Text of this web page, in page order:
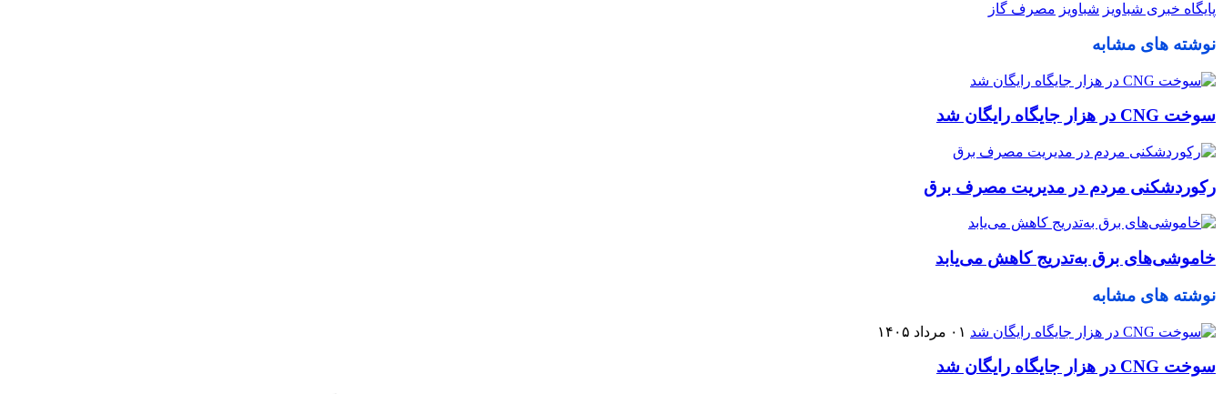
پایگاه خبری شباویز شباویز مصرف گاز
نوشته های مشابه
سوخت CNG در هزار جایگاه رایگان شد
رکوردشکنی مردم در مدیریت مصرف برق
خاموشی‌های برق به‌تدریج کاهش می‌یابد
نوشته های مشابه
۰۱ مرداد ۱۴۰۵
سوخت CNG در هزار جایگاه رایگان شد